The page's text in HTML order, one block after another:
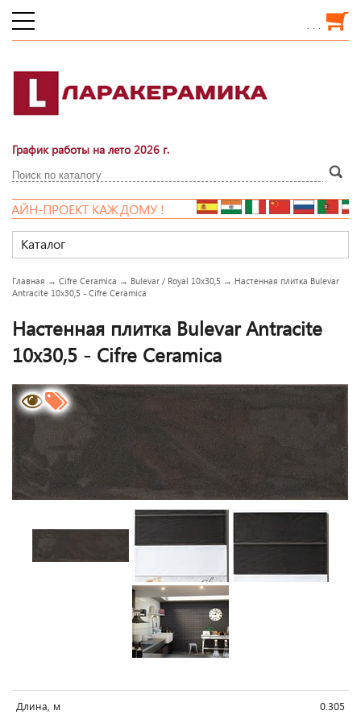
. . .
График работы на лето 2026 г.
ПРОЕКТ КАЖДОМУ !
Каталог
Главная → Cifre Ceramica → Bulevar / Royal 10x30,5 → Настенная плитка Bulevar
Antracite 10x30,5 - Cifre Ceramica
Настенная плитка Bulevar Antracite
10x30,5 - Cifre Ceramica
Длина, м 0.305